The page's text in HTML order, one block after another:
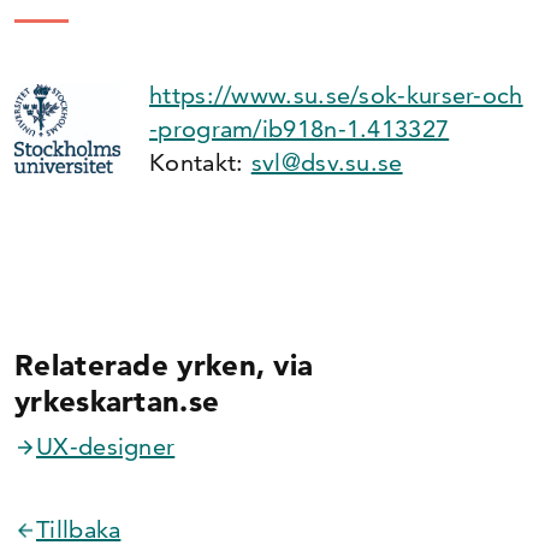
https://www.su.se/sok-kurser-och
-program/ib918n-1.413327
Kontakt: svl@dsv.su.se
Relaterade yrken, via
yrkeskartan.se
UX-designer
Tillbaka